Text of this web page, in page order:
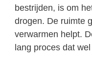
bestrijden, is om
drogen. De ruimte
verwarmen helpt.
lang proces dat